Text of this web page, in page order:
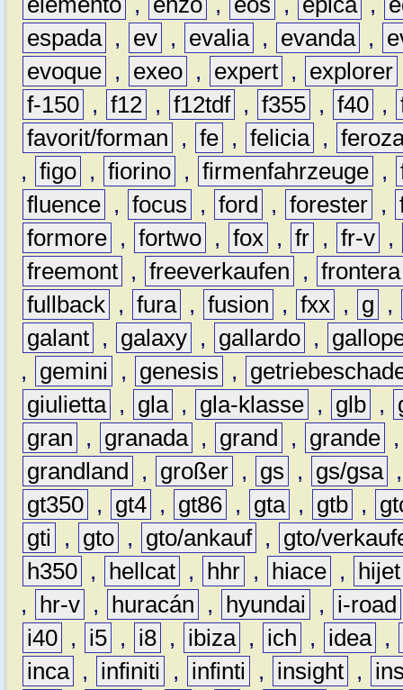
espada , ev , evalia , evanda ,
evoque , exeo , expert , explorer
f-150 , f12 , f12tdf , f355 , f40 ,
favorit/forman
, fe , felicia ,
, figo , fiorino , firmenfahrzeuge ,
fluence , focus , ford , forester ,
formore , fortwo , fox , fr , fr-v ,
freemont , freeverkaufen , frontera
fullback , fura , fusion , fxx , g
,
galant , galaxy , gallardo ,
,
gemini , genesis ,
giulietta , gla , gla-klasse , glb ,
gran
, granada , grand , grande
grandland
, großer , gs , gs/gsa
gt350 , gt4 , gt86 , gta , gtb ,
gti
, gto , gto/ankauf ,
gto/
h350 , hellcat , hhr , hiace ,
hijet
,
hr-v , huracán , hyundai ,
i-road
i40 , i5 , i8 , ibiza , ich , idea ,
inca , infiniti , infinti , insight ,